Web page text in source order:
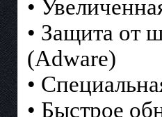
•
• Защита от
(Adware)
•
• Быстрое